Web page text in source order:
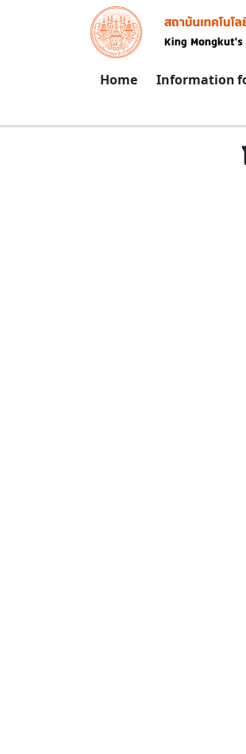
Skip to main content
Image
Main navigation
Home Information